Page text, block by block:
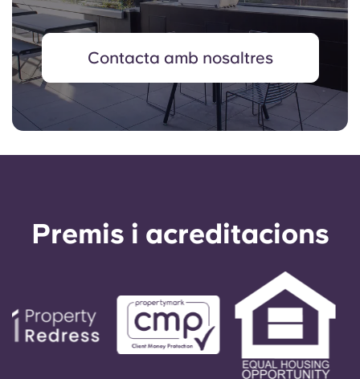
Contacta amb nosaltres
Premis i acreditacions